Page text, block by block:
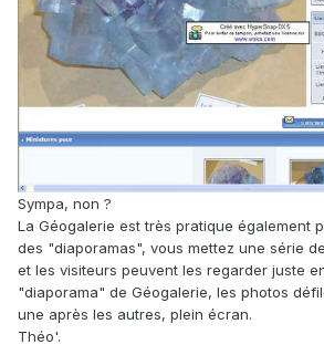
Sympa, non ?
La Géogalerie est très pratique également
des "diaporamas", vous mettez une série
et les visiteurs peuvent les regarder juste
"diaporama" de Géogalerie, les photos
une après les autres, plein écran.
Théo'.